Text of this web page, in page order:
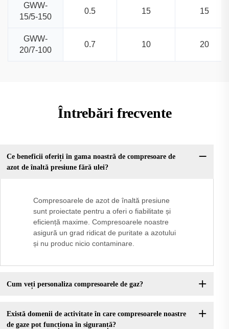
GWW-
15/5-150
0.5 15 15
GWW-
20/7-100
0.7 10 20
Întrebări frecvente
Ce beneficii oferiți în gama noastră de compresoare de
azot de înaltă presiune fără ulei?
Compresoarele de azot de înaltă presiune
sunt proiectate pentru a oferi o fiabilitate și
eficiență maxime. Compresoarele noastre
asigură un grad ridicat de puritate a azotului
și nu produc nicio contaminare.
Cum veți personaliza compresoarele de gaz?
Există domenii de activitate în care compresoarele noastre
de gaze pot funcționa în siguranță?